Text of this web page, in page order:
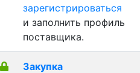
зарегистрироваться
и заполнить профиль
поставщика.
Закупка